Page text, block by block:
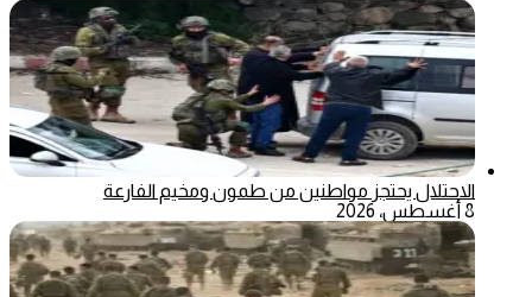
الاحتلال يحتجز مواطنين من طمون ومخيم الفارعة
8 أغسطس، 2026